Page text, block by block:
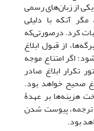
یکی از زبان‌های رسمی
آنکه با دلیلی
کرد. درصورتی‌که
از قبول ابلاغ
اگر امتناع موجه
تکرار ابلاغ صادر
صحیح خواهد بود.
هزینه‌ها بر عهدۀ
ترجمه، پیوست شدن
بود.